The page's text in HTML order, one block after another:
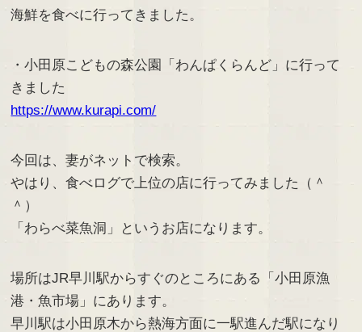
海鮮を食べに行ってきました。
・小田原こどもの森公園「わんぱくらんど」に行って
きました
https://www.kurapi.com/
今回は、妻がネットで検索。
やはり、食べログで上位の店に行ってみました（＾
＾）
「わらべ菜魚洞」というお店になります。
場所はJR早川駅からすぐのところにある「小田原漁
港・魚市場」にあります。
早川駅は小田原木から熱海方面に一駅進んだ駅になり